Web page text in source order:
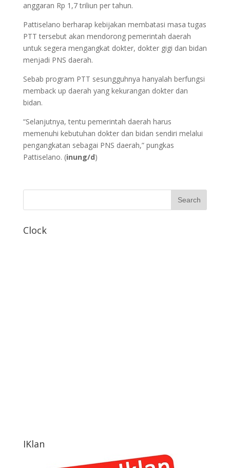
anggaran Rp 1,7 triliun per tahun.
Pattiselano berharap kebijakan membatasi masa tugas
PTT tersebut akan mendorong pemerintah daerah
untuk segera mengangkat dokter, dokter gigi dan bidan
menjadi PNS daerah.
Sebab program PTT sesungguhnya hanyalah berfungsi
memback up daerah yang kekurangan dokter dan
bidan.
“Selanjutnya, tentu pemerintah daerah harus
memenuhi kebutuhan dokter dan bidan sendiri melalui
pengangkatan sebagai PNS daerah,” pungkas
Pattiselano. (inung/d)
Clock
IKlan